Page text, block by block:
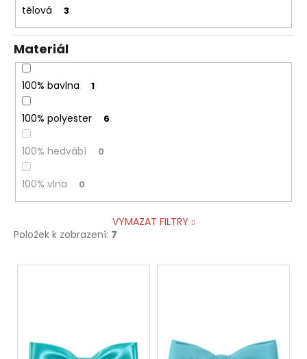
tělová 3
Materiál
100% bavlna 1
100% polyester 6
100% hedvábí 0
100% vlna 0
VYMAZAT FILTRY
Položek k zobrazení: 7
V